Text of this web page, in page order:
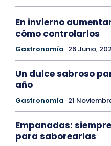
En invierno
cómo controlarlos
Gastronomía 26 Junio,
Un dulce sabroso
año
Gastronomía 21
Empanadas:
para saborearlas